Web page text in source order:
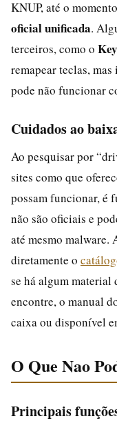
KNUP, até o
oficial unificada.
terceiros, como o
remapear teclas,
pode não funcionar
Cuidados ao
Ao pesquisar por
sites como que
possam funcionar, é
não são oficiais e
até mesmo malware.
diretamente o
se há algum material
encontre, o manual
caixa ou disponível
O Que Nao
Principais